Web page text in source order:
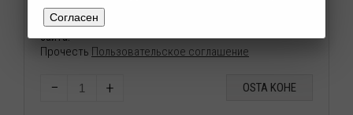
Нажимая конопку купить вы подтверждаете правила
сайта.
Прочесть Пользовательское соглашение
− + OSTA KOHE
Согласен